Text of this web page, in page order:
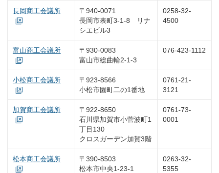
長岡商工会議所
〒940-0071
長岡市表町3-1-8 リナ
シエビル3
0258-32-
4500
富山商工会議所
〒930-0083
富山市総曲輪2-1-3
076-423-1112
小松商工会議所
〒923-8566
小松市園町二の1番地
0761-21-
3121
加賀商工会議所
〒922-8650
石川県加賀市小菅波町1
丁目130
クロスガーデン加賀3階
0761-73-
0001
松本商工会議所
〒390-8503
松本市中央1-23-1
0263-32-
5355